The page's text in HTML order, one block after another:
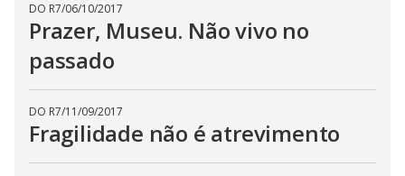
DO R7/06/10/2017
Prazer, Museu. Não vivo no
passado
DO R7/11/09/2017
Fragilidade não é atrevimento